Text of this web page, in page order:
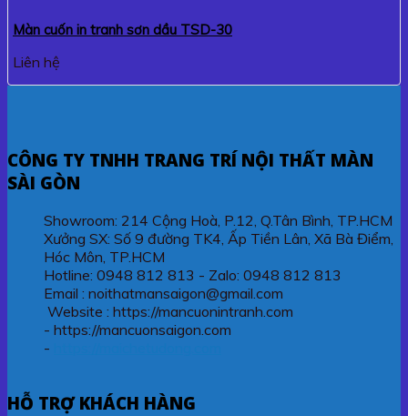
Màn cuốn in tranh sơn dầu TSD-30
Liên hệ
CÔNG TY TNHH TRANG TRÍ NỘI THẤT MÀN
SÀI GÒN
Showroom: 214 Cộng Hoà, P.12, Q.Tân Bình, TP.HCM
Xưởng SX: Số 9 đường TK4, Ấp Tiền Lân, Xã Bà Điểm,
Hóc Môn, TP.HCM
Hotline: 0948 812 813 - Zalo: 0948 812 813
Email : noithatmansaigon@gmail.com
Website : https://mancuonintranh.com
- https://mancuonsaigon.com
-
HỖ TRỢ KHÁCH HÀNG